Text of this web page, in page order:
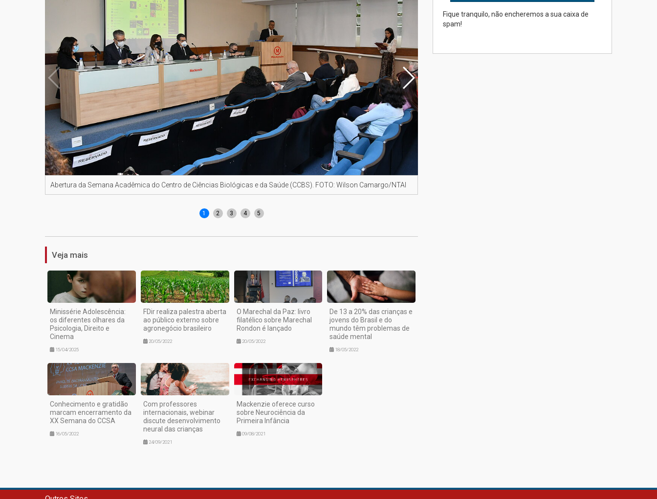
Abertura da Semana Acadêmica do Centro de Ciências Biológicas e da Saúde (CCBS). FOTO: Wilson Camargo/NTAI
1 2 3 4 5
Veja mais
Minissérie Adolescência:
os diferentes olhares da
Psicologia, Direito e
Cinema
15/04/2025
FDir realiza palestra aberta
ao público externo sobre
agronegócio brasileiro
20/05/2022
O Marechal da Paz: livro
filatélico sobre Marechal
Rondon é lançado
20/05/2022
De 13 a 20% das crianças e
jovens do Brasil e do
mundo têm problemas de
saúde mental
18/05/2022
Conhecimento e gratidão
marcam encerramento da
XX Semana do CCSA
16/05/2022
Com professores
internacionais, webinar
discute desenvolvimento
neural das crianças
24/09/2021
Mackenzie oferece curso
sobre Neurociência da
Primeira Infância
09/08/2021
Brasília prepara seus
estudantes para o PAS antes
mesmo do Ensino Médio
Fique tranquilo, não encheremos a sua caixa de
spam!